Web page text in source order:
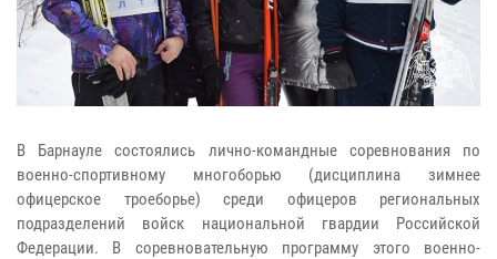
В Барнауле состоялись лично-командные соревнования по
военно-спортивному многоборью (дисциплина зимнее
офицерское троеборье) среди офицеров региональных
подразделений войск национальной гвардии Российской
Федерации. В соревновательную программу этого военно-